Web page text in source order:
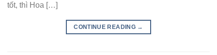
tốt, thì Hoa […]
CONTINUE READING →